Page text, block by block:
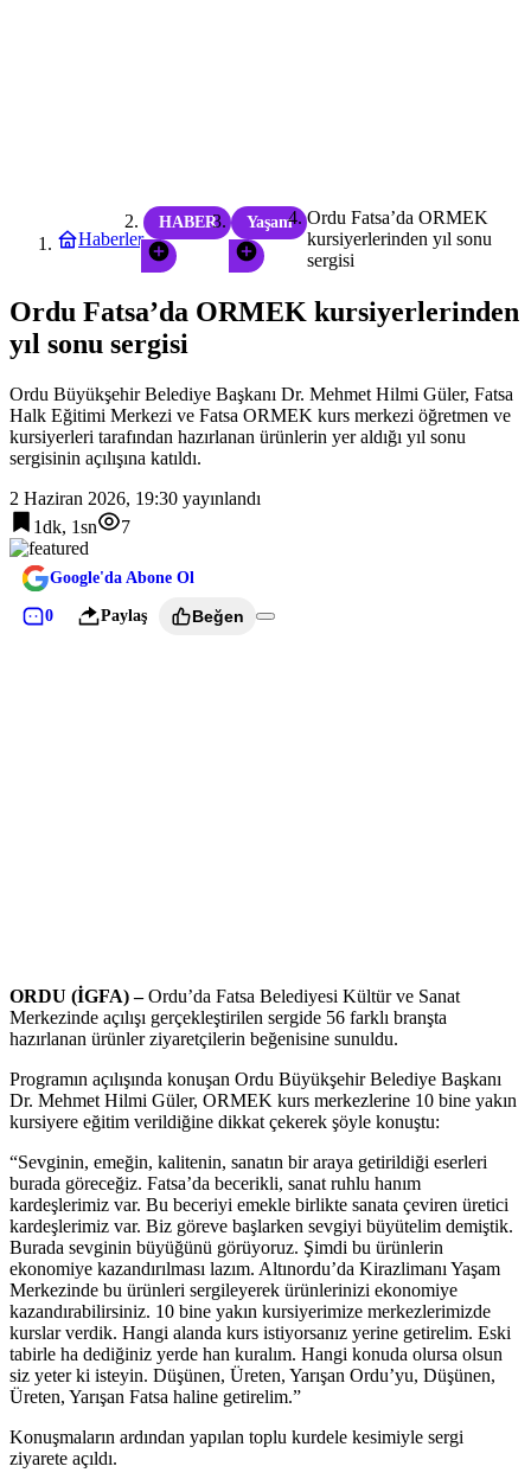
Haberler
HABER Yaşam
Ordu Fatsa’da ORMEK
kursiyerlerinden yıl sonu
sergisi
Ordu Fatsa’da ORMEK kursiyerlerinden
yıl sonu sergisi
Ordu Büyükşehir Belediye Başkanı Dr. Mehmet Hilmi Güler, Fatsa
Halk Eğitimi Merkezi ve Fatsa ORMEK kurs merkezi öğretmen ve
kursiyerleri tarafından hazırlanan ürünlerin yer aldığı yıl sonu
sergisinin açılışına katıldı.
2 Haziran 2026, 19:30 yayınlandı
1dk, 1sn
7
Google'da Abone Ol
0 Paylaş Beğen
ORDU (İGFA) –Ordu’da Fatsa Belediyesi Kültür ve Sanat
Merkezinde açılışı gerçekleştirilen sergide 56 farklı branşta
hazırlanan ürünler ziyaretçilerin beğenisine sunuldu.
Programın açılışında konuşan Ordu Büyükşehir Belediye Başkanı
Dr. Mehmet Hilmi Güler, ORMEK kurs merkezlerine 10 bine yakın
kursiyere eğitim verildiğine dikkat çekerek şöyle konuştu:
“Sevginin, emeğin, kalitenin, sanatın bir araya getirildiği eserleri
burada göreceğiz. Fatsa’da becerikli, sanat ruhlu hanım
kardeşlerimiz var. Bu beceriyi emekle birlikte sanata çeviren üretici
kardeşlerimiz var. Biz göreve başlarken sevgiyi büyütelim demiştik.
Burada sevginin büyüğünü görüyoruz. Şimdi bu ürünlerin
ekonomiye kazandırılması lazım. Altınordu’da Kirazlimanı Yaşam
Merkezinde bu ürünleri sergileyerek ürünlerinizi ekonomiye
kazandırabilirsiniz. 10 bine yakın kursiyerimize merkezlerimizde
kurslar verdik. Hangi alanda kurs istiyorsanız yerine getirelim. Eski
tabirle ha dediğiniz yerde han kuralım. Hangi konuda olursa olsun
siz yeter ki isteyin. Düşünen, Üreten, Yarışan Ordu’yu, Düşünen,
Üreten, Yarışan Fatsa haline getirelim.”
Konuşmaların ardından yapılan toplu kurdele kesimiyle sergi
ziyarete açıldı.